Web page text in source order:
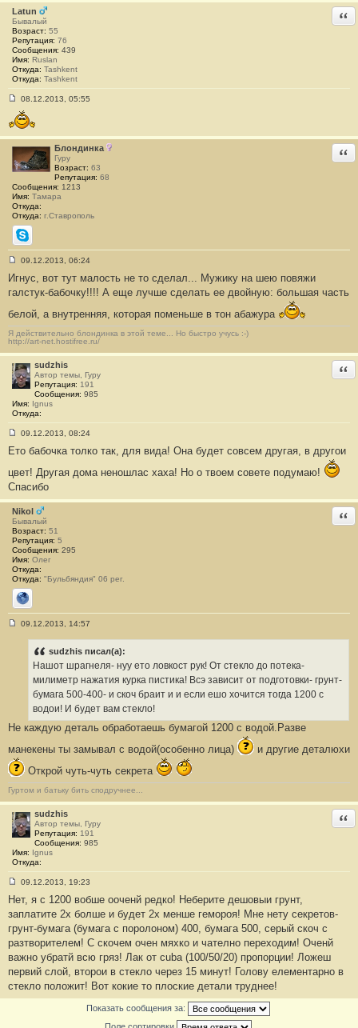
Latun
Бывалый
Возраст: 55
Репутация: 76
Сообщения: 439
Имя: Ruslan
Откуда: Tashkent
Откуда: Tashkent
о
о
б
е
н
и
#
2
1
6
08.12.2013, 05:55
Блондинка
Гуру
Возраст: 63
Репутация: 68
Сообщения: 1213
Имя: Тамара
Откуда:
Откуда: г.Ставрополь
Skype
о
б
е
н
и
е
#
2
1
7
09.12.2013, 06:24
Игнус, вот тут малость не то сделал... Мужику на шею повяжи
галстук-бабочку!!!! А еще лучше сделать ее двойную: большая часть
белой, а внутренняя, которая поменьше в тон абажура
Я действительно блондинка в этой теме... Но быстро учусь :-)
http://art-net.hostifree.ru/
sudzhis
Автор темы, Гуру
Репутация: 191
Сообщения: 985
Имя: Ignus
Откуда:
о
б
щ
е
н
и
е
#
2
1
8
09.12.2013, 08:24
Ето бабочка толко так, для вида! Она будет совсем другая, в другои
цвет! Другая дома неношлас хаха! Но о твоем совете подумаю!
Спасибо
Nikol
Бывалый
Возраст: 51
Репутация: 5
Сообщения: 295
Имя: Олег
Откуда:
Откуда: "Бульбяндия" 06 рег.
Сайт
2
9
09.12.2013, 14:57
sudzhis писал(а):
Нашот шрагнеля- нуу ето ловкост рук! От стекло до потека-
милиметр нажатия курка пистика! Всэ зависит от подготовки- грунт-
бумага 500-400- и скоч браит и и если ешо хочится тогда 1200 с
водои! И будет вам стекло!
Не каждую деталь обработаешь бумагой 1200 с водой.Разве
манекены ты замывал с водой(особенно лица)
и другие деталюхи
Открой чуть-чуть секрета
Гуртом и батьку бить сподручнее...
sudzhis
Автор темы, Гуру
Репутация: 191
Сообщения: 985
Имя: Ignus
Откуда:
о
б
щ
е
н
и
#
2
09.12.2013, 19:23
Нет, я с 1200 вобше ооченй редко! Неберите дешовыи грунт,
заплатите 2х болше и будет 2х менше гемороя! Мне нету секретов-
грунт-бумага (бумага с поролоном) 400, бумага 500, серый скоч с
разтворителем! С скочем очен мяхко и чателно переходим! Оченй
важно убратй всю гряз! Лак от cuba (100/50/20) пропорции! Ложеш
первий слой, второи в стекло через 15 минут! Голову елементарно в
стекло положит! Вот кокие то плоские детали труднее!
Показать сообщения за: